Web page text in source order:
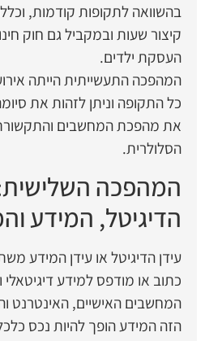
בהשוואה לתקופות קודמות,
קיצור שעות ובמקביל גם חוק
העסקת ילדים.
המהפכה התעשייתית הייתה
כל התקופה וניתן לזהות את
את מהפכת המחשבים
הסלולרית.
המהפכה השלישית:
הדיגיטל, המידע
עידן הדיגיטל או עידן המידע
כתוב או מודפס למידע דיגיטאלי
המחשבים האישיים, האינטרנט
הזה המידע הופך להיות נכס